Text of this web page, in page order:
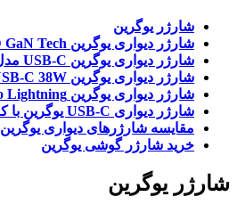
شارژر یوگرین
شارژر دیواری یوگرین Nexode Mini 20W PD GaN Tech
شارژر دیواری یوگرین USB-C مدل CD217
شارژر دیواری یوگرین USB-A+USB-C 38W مدل CD170
شارژر دیواری یوگرین USB-C to Lightning مدلCD137
شارژر دیواری USB-C یوگرین با کابل ۲ متری
مقایسه شارژرهای دیواری یوگرین
خرید شارژر گوشی یوگرین
شارژر یوگرین